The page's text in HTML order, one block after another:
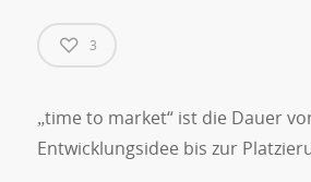
3
„time to market“ ist die Dauer
Entwicklungsidee bis zur